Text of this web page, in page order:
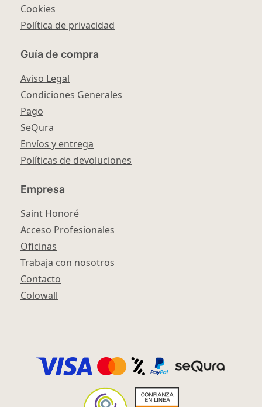
Cookies
Política de privacidad
Guía de compra
Aviso Legal
Condiciones Generales
Pago
SeQura
Envíos y entrega
Políticas de devoluciones
Empresa
Saint Honoré
Acceso Profesionales
Oficinas
Trabaja con nosotros
Contacto
Colowall